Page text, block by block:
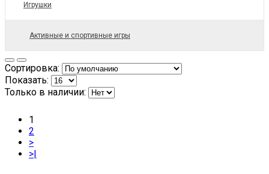
Игрушки
Активные и спортивные игры
Сортировка:
Показать:
Только в наличии:
1
2
>
>|